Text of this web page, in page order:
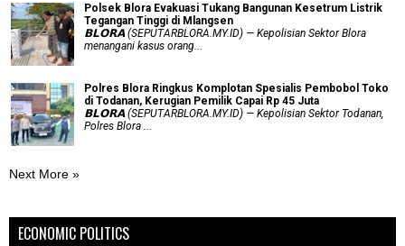
Polsek Blora Evakuasi Tukang Bangunan Kesetrum Listrik
Tegangan Tinggi di Mlangsen
𝗕𝗟𝗢𝗥𝗔 (SEPUTARBLORA.MY.ID) — Kepolisian Sektor Blora
menangani kasus orang...
Polres Blora Ringkus Komplotan Spesialis Pembobol Toko
di Todanan, Kerugian Pemilik Capai Rp 45 Juta
𝗕𝗟𝗢𝗥𝗔 (SEPUTARBLORA.MY.ID) — Kepolisian Sektor Todanan,
Polres Blora ...
Next More »
ECONOMIC POLITICS